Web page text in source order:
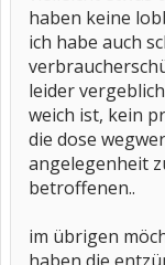
haben keine
ich habe auch
leider
weich ist, kein
die dose
angelegenheit
betroffenen..
im übrigen